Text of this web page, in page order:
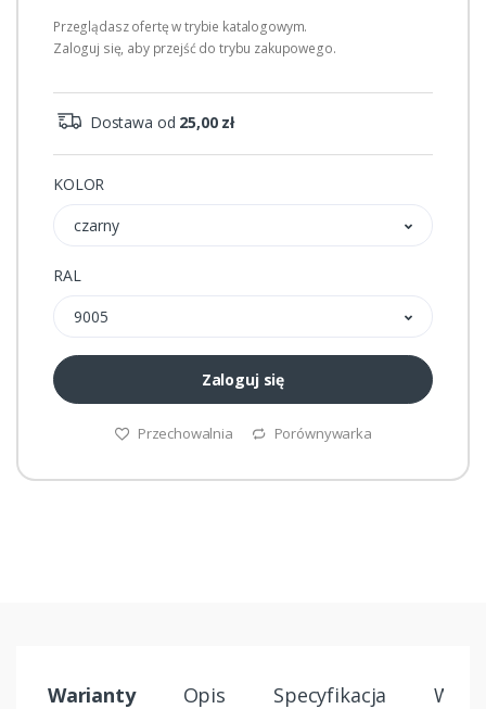
Przeglądasz ofertę w trybie katalogowym.
Zaloguj się, aby przejść do trybu zakupowego.
Dostawa od 25,00 zł
KOLOR
czarny
RAL
9005
Zaloguj się
Przechowalnia Porównywarka
Warianty Opis Specyfikacja